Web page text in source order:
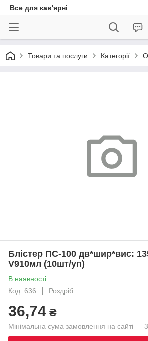
Все для кав'ярні
Товари та послуги Категорії
Блістер ПС-100 дв*шир*вис:
V910мл (10шт/уп)
В наявності
Код: 636
Роздріб
36,74 ₴
Мінімальна сума замовлення на сайті —